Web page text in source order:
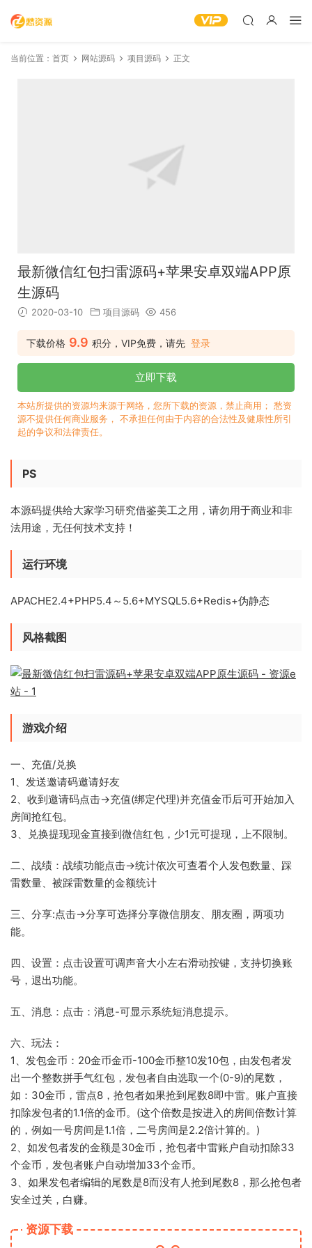
当前位置： 首页 网站源码 项目源码 正文
最新微信红包扫雷源码+苹果安卓双端APP原
生源码
2020-03-10 项目源码 456
下载价格 9.9 积分，VIP免费，请先 登录
立即下载
本站所提供的资源均来源于网络，您所下载的资源，禁止商用； 愁资
源不提供任何商业服务， 不承担任何由于内容的合法性及健康性所引
起的争议和法律责任。
PS
本源码提供给大家学习研究借鉴美工之用，请勿用于商业和非
法用途，无任何技术支持！
运行环境
APACHE2.4+PHP5.4～5.6+MYSQL5.6+Redis+伪静态
风格截图
游戏介绍
一、充值/兑换
1、发送邀请码邀请好友
2、收到邀请码点击→充值(绑定代理)并充值金币后可开始加入
房间抢红包。
3、兑换提现现金直接到微信红包，少1元可提现，上不限制。
二、战绩：战绩功能点击→统计依次可查看个人发包数量、踩
雷数量、被踩雷数量的金额统计
三、分享:点击→分享可选择分享微信朋友、朋友圈，两项功
能。
四、设置：点击设置可调声音大小左右滑动按键，支持切换账
号，退出功能。
五、消息：点击：消息-可显示系统短消息提示。
六、玩法：
1、发包金币：20金币金币-100金币整10发10包，由发包者发
出一个整数拼手气红包，发包者自由选取一个(0-9)的尾数，
如：30金币，雷点8，抢包者如果抢到尾数8即中雷。账户直接
扣除发包者的1.1倍的金币。(这个倍数是按进入的房间倍数计算
的，例如一号房间是1.1倍，二号房间是2.2倍计算的。)
2、如发包者发的金额是30金币，抢包者中雷账户自动扣除33
个金币，发包者账户自动增加33个金币。
3、如果发包者编辑的尾数是8而没有人抢到尾数8，那么抢包者
安全过关，白赚。
资源下载